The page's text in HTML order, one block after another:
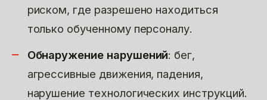
риском, где разрешено находиться
только обученному персоналу.
Обнаружение нарушений: бег,
агрессивные движения, падения,
нарушение технологических инструкций.